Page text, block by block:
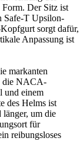
Form. Der Sitz ist
Safe-T Upsilon-
sorgt dafür,
Anpassung ist
markanten
die NACA-
und einem
des Helms ist
länger, um die
für
reibungsloses